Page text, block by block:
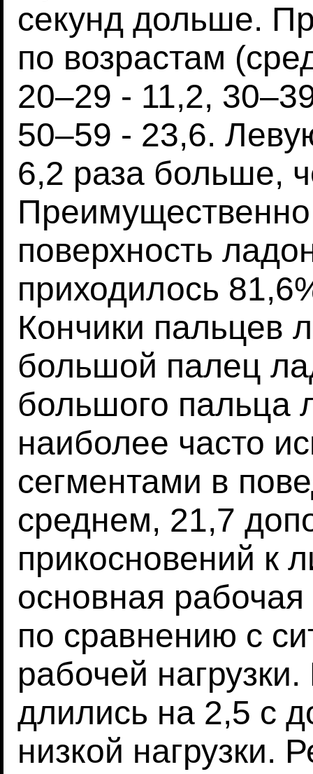
секунд дольше.
по возрастам
20–29 - 11,2,
50–59 - 23,6.
6,2 раза больше,
поверхность
приходилось
Кончики пальцев
большой палец
большого пальца
наиболее часто
сегментами в
среднем, 21,7
прикосновений к
основная
по сравнению с
рабочей
длились на 2,5 с
низкой нагрузки.